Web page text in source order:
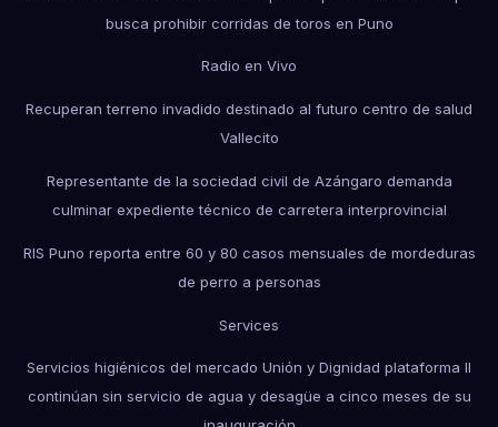
busca prohibir corridas de toros en Puno
Radio en Vivo
Recuperan terreno invadido destinado al futuro centro de salud
Vallecito
Representante de la sociedad civil de Azángaro demanda
culminar expediente técnico de carretera interprovincial
RIS Puno reporta entre 60 y 80 casos mensuales de mordeduras
de perro a personas
Services
Servicios higiénicos del mercado Unión y Dignidad plataforma II
continúan sin servicio de agua y desagüe a cinco meses de su